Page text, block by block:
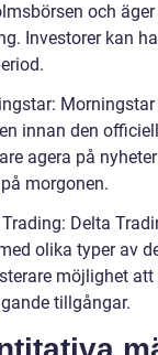
och
Investorer kan
innan den
agera på
morgonen.
Delta
olika typer av
möjlighet
tillgångar.